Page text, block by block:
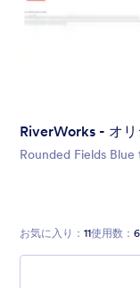
RiverWorks - オ
Rounded Fields
お気に入り： 11使用数：